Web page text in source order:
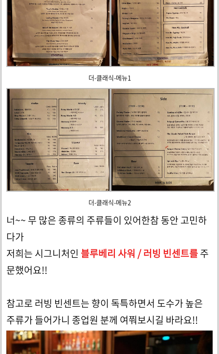
더-클래식-메뉴1
더-클래식-메뉴2
너~~ 무 많은 종류의 주류들이 있어한참 동안 고민하
다가
저희는 시그니처인 블루베리 사워 / 러빙 빈센트를주
문했어요!!
참고로 러빙 빈센트는 향이 독특하면서 도수가 높은
주류가 들어가니 종업원 분께 여쭤보시길 바라요!!